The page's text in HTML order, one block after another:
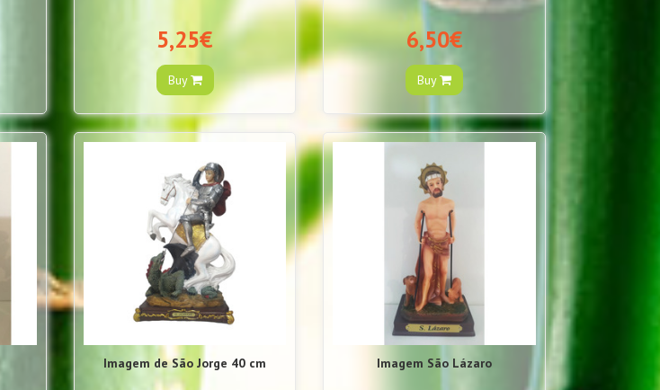
5,25€
Buy
6,50€
Buy
Imagem de São Jorge 40 cm Imagem São Lázaro